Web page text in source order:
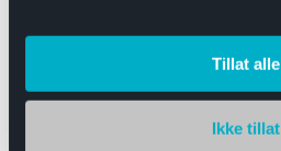
Tillat alle
Ikke tillat
Båthengere